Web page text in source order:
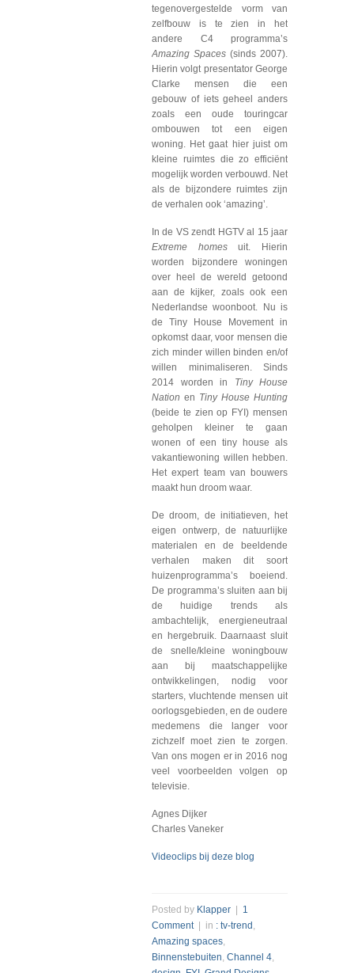
tegenovergestelde vorm van
zelfbouw is te zien in het
andere C4 programma’s
Amazing Spaces (sinds 2007).
Hierin volgt presentator George
Clarke mensen die een
gebouw of iets geheel anders
zoals een oude touringcar
ombouwen tot een eigen
woning. Het gaat hier juist om
kleine ruimtes die zo efficiënt
mogelijk worden verbouwd. Net
als de bijzondere ruimtes zijn
de verhalen ook ‘amazing’.
In de VS zendt HGTV al 15 jaar
Extreme homesuit. Hierin
worden bijzondere woningen
over heel de wereld getoond
aan de kijker, zoals ook een
Nederlandse woonboot. Nu is
de Tiny House Movement in
opkomst daar, voor mensen die
zich minder willen binden en/of
willen minimaliseren. Sinds
2014 worden in
Tiny House
Nation en Tiny House Hunting
(beide te zien op FYI) mensen
geholpen kleiner te gaan
wonen of een tiny house als
vakantiewoning willen hebben.
Het expert team van bouwers
maakt hun droom waar.
De droom, de initiatieven, het
eigen ontwerp, de natuurlijke
materialen en de beeldende
verhalen maken dit soort
huizenprogramma’s boeiend.
De programma’s sluiten aan bij
de huidige trends als
ambachtelijk, energieneutraal
en hergebruik. Daarnaast sluit
de snelle/kleine woningbouw
aan bij maatschappelijke
ontwikkelingen, nodig voor
starters, vluchtende mensen uit
oorlogsgebieden, en de oudere
medemens die langer voor
zichzelf moet zien te zorgen.
Van ons mogen er in 2016 nog
veel voorbeelden volgen op
televisie.
Agnes Dijker
Charles Vaneker
Videoclips bij deze blog
Posted by Klapper
1
Comment| in : tv-trend ,
Amazing spaces,
Binnenstebuiten, Channel 4,